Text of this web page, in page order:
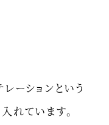
レーションという
れています。